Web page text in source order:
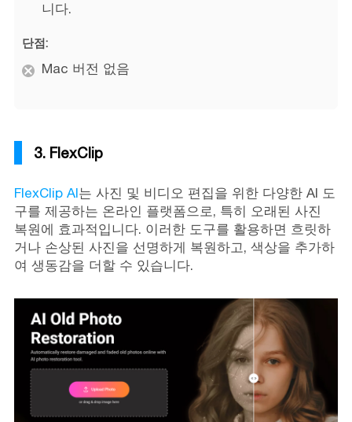
니다.
단점:
Mac 버전 없음
3. FlexClip
FlexClip AI는 사진 및 비디오 편집을 위한 다양한 AI 도
구를 제공하는 온라인 플랫폼으로, 특히 오래된 사진
복원에 효과적입니다. 이러한 도구를 활용하면 흐릿하
거나 손상된 사진을 선명하게 복원하고, 색상을 추가하
여 생동감을 더할 수 있습니다.